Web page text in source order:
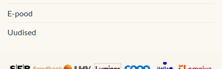
E-pood
Uudised